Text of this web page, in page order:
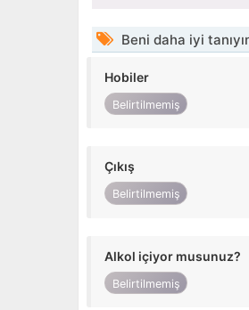
Beni daha iyi
Hobiler
Belirtilmemiş
Çıkış
Belirtilmemiş
Alkol içiyor musunuz?
Belirtilmemiş